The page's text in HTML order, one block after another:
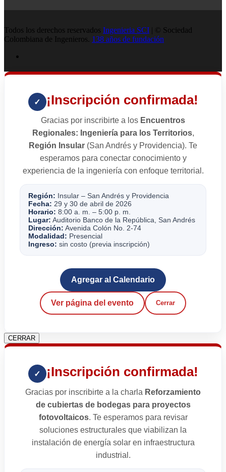
Todos los derechos reservados Ingenieria SCI | © Sociedad
Colombiana de Ingenieros. 138 años de fundación
✓ ¡Inscripción confirmada!
Gracias por inscribirte a los Encuentros
Regionales: Ingeniería para los Territorios,
Región Insular (San Andrés y Providencia). Te
esperamos para conectar conocimiento y
experiencia de la ingeniería con enfoque territorial.
Región: Insular – San Andrés y Providencia
Fecha: 29 y 30 de abril de 2026
Horario: 8:00 a. m. – 5:00 p. m.
Lugar: Auditorio Banco de la República, San Andrés
Dirección: Avenida Colón No. 2-74
Modalidad: Presencial
Ingreso: sin costo (previa inscripción)
Agregar al Calendario
Ver página del evento Cerrar
CERRAR
✓ ¡Inscripción confirmada!
Gracias por inscribirte a la charla Reforzamiento
de cubiertas de bodegas para proyectos
fotovoltaicos. Te esperamos para revisar
soluciones estructurales que viabilizan la
instalación de energía solar en infraestructura
industrial.